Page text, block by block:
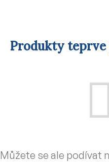
Produkty
Můžete se ale podívat